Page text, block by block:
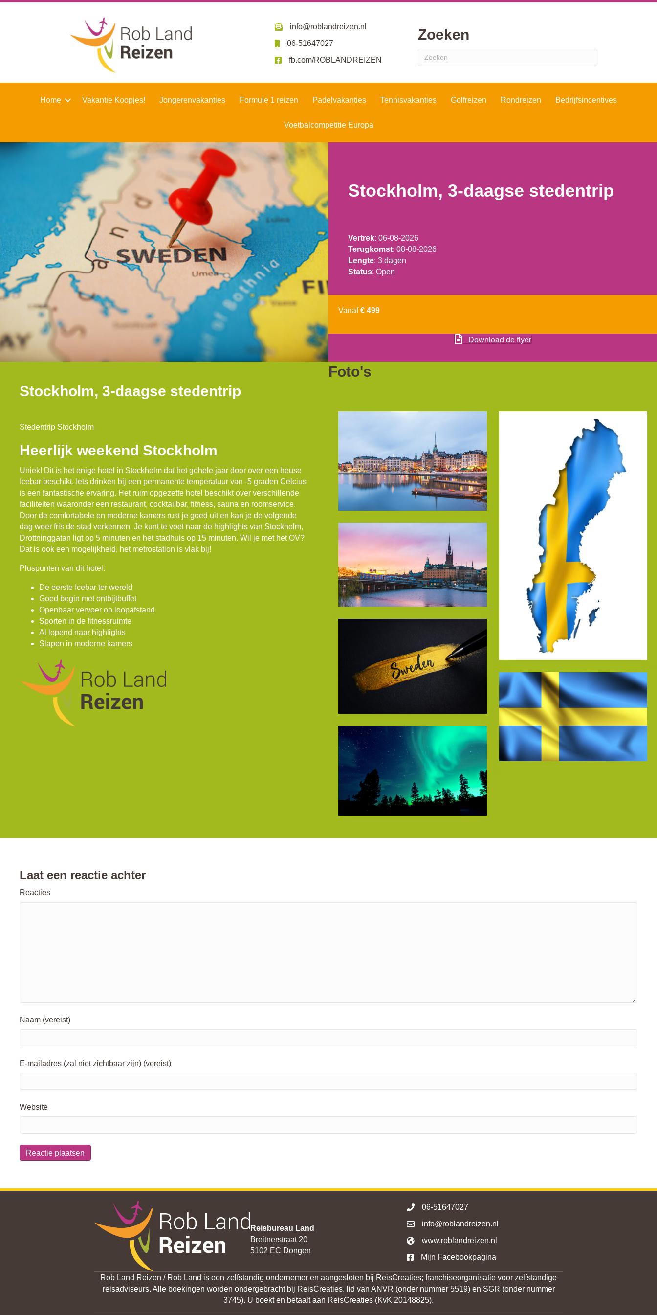
info@roblandreizen.nl
06-51647027
fb.com/ROBLANDREIZEN
Zoeken
Home Vakantie Koopjes! Jongerenvakanties Formule 1 reizen Padelvakanties Tennisvakanties Golfreizen Rondreizen Bedrijfsincentives
Voetbalcompetitie Europa
Stockholm, 3-daagse stedentrip
Vertrek: 06-08-2026
Terugkomst: 08-08-2026
Lengte: 3 dagen
Status: Open
Vanaf€ 499
Download de flyer
Stockholm, 3-daagse stedentrip
Foto's
Stedentrip Stockholm
Heerlijk weekend Stockholm
Uniek! Dit is het enige hotel in Stockholm dat het gehele jaar door over een heuse
Icebar beschikt. Iets drinken bij een permanente temperatuur van -5 graden Celcius
is een fantastische ervaring. Het ruim opgezette hotel beschikt over verschillende
faciliteiten waaronder een restaurant, cocktailbar, fitness, sauna en roomservice.
Door de comfortabele en moderne kamers rust je goed uit en kan je de volgende
dag weer fris de stad verkennen. Je kunt te voet naar de highlights van Stockholm,
Drottninggatan ligt op 5 minuten en het stadhuis op 15 minuten. Wil je met het OV?
Dat is ook een mogelijkheid, het metrostation is vlak bij!
Pluspunten van dit hotel:
De eerste Icebar ter wereld
Goed begin met ontbijtbuffet
Openbaar vervoer op loopafstand
Sporten in de fitnessruimte
Al lopend naar highlights
Slapen in moderne kamers
Laat een reactie achter
Reacties
Naam (vereist)
E-mailadres (zal niet zichtbaar zijn) (vereist)
Website
Reisbureau Land
Breitnerstraat 20
5102 EC Dongen
06-51647027
info@roblandreizen.nl
https://roblandreizen.nl/
www.roblandreizen.nl
Mijn Facebookpagina
Rob Land Reizen / Rob Land is een zelfstandig ondernemer en aangesloten bij ReisCreaties; franchiseorganisatie voor zelfstandige
reisadviseurs. Alle boekingen worden ondergebracht bij ReisCreaties, lid van ANVR (onder nummer 5519) en SGR (onder nummer
3745). U boekt en betaalt aan ReisCreaties (KvK 20148825).